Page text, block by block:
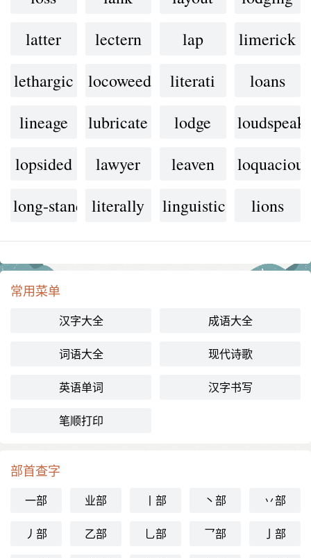
latter
lectern lap
limerick
lethargic
locoweed literati
loans
lineage
lubricate lodge
lopsided
lawyer leaven
loquacious
long-standingliterally linguistic lions
常用菜单
汉字大全 成语大全
词语大全 现代诗歌
英语单词 汉字书写
笔顺打印
部首查字
一部 业部 丨部 丶部 丷部
丿部 乙部 乚部 乛部 亅部